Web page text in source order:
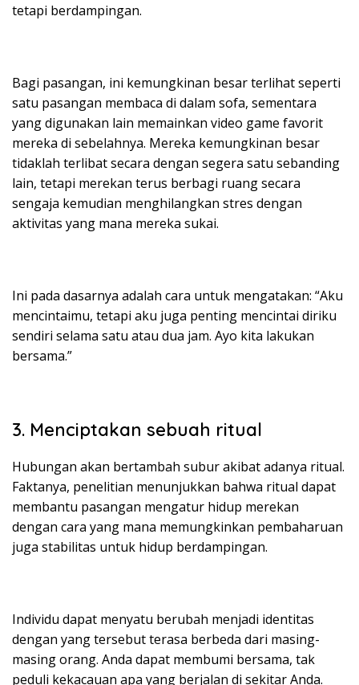
tetapi berdampingan.
Bagi pasangan, ini kemungkinan besar terlihat seperti
satu pasangan membaca di dalam sofa, sementara
yang digunakan lain memainkan video game favorit
mereka di sebelahnya. Mereka kemungkinan besar
tidaklah terlibat secara dengan segera satu sebanding
lain, tetapi merekan terus berbagi ruang secara
sengaja kemudian menghilangkan stres dengan
aktivitas yang mana mereka sukai.
Ini pada dasarnya adalah cara untuk mengatakan: “Aku
mencintaimu, tetapi aku juga penting mencintai diriku
sendiri selama satu atau dua jam. Ayo kita lakukan
bersama.”
3. Menciptakan sebuah ritual
Hubungan akan bertambah subur akibat adanya ritual.
Faktanya, penelitian menunjukkan bahwa ritual dapat
membantu pasangan mengatur hidup merekan
dengan cara yang mana memungkinkan pembaharuan
juga stabilitas untuk hidup berdampingan.
Individu dapat menyatu berubah menjadi identitas
dengan yang tersebut terasa berbeda dari masing-
masing orang. Anda dapat membumi bersama, tak
peduli kekacauan apa yang berjalan di sekitar Anda.